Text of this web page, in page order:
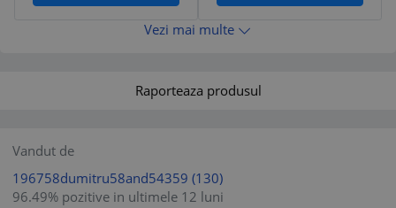
Vezi mai multe
Raporteaza produsul
Vandut de
196758dumitru58and54359 (130)
96.49% pozitive in ultimele 12 luni